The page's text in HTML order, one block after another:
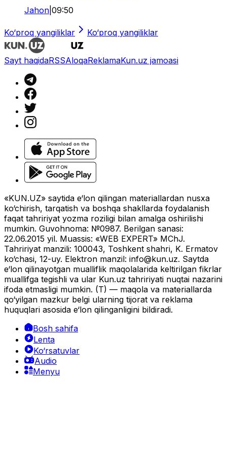
Jahon 09:50
Ko‘proq yangiliklar Ko‘proq yangiliklar
Sayt haqidaRSSAloqaReklamaKun.uz jamoasi
«KUN.UZ» saytida e‘lon qilingan materiallardan nusxa
ko‘chirish, tarqatish va boshqa shakllarda foydalanish
faqat tahririyat yozma roziligi bilan amalga oshirilishi
mumkin. Guvohnoma: №0987. Berilgan sanasi:
22.06.2015 yil. Muassis: «WEB EXPERT» MChJ.
Tahririyat manzili: 100043, Toshkent shahri, K. Ermatov
ko‘chasi, 12-uy. Elektron manzil: info@kun.uz. Saytda
e‘lon qilinayotgan mualliflik maqolalarida keltirilgan fikrlar
muallifga tegishli va ular Kun.uz tahririyati nuqtai nazarini
ifoda etmasligi mumkin. (T) — maqola va materiallarda
qo‘yilgan mazkur belgi ularning tijorat va reklama
huquqlari asosida e‘lon qilinganligini bildiradi.
Bosh sahifa
Lenta
Ko‘rsatuvlar
Audio
Menyu